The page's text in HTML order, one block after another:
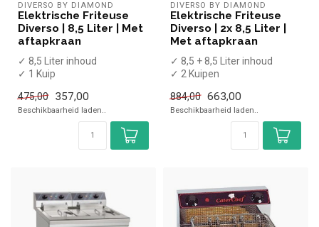
DIVERSO BY DIAMOND
Elektrische Friteuse
Diverso | 8,5 Liter | Met
aftapkraan
✓ 8,5 Liter inhoud
✓ 1 Kuip
✓ Tafelmodel
✓ 4,5 kW
475,00 357,00
Beschikbaarheid laden..
DIVERSO BY DIAMOND
Elektrische Friteuse
Diverso | 2x 8,5 Liter |
Met aftapkraan
✓ 8,5 + 8,5 Liter inhoud
✓ 2 Kuipen
✓ Tafelmodel
✓ 9 kW
884,00 663,00
Beschikbaarheid laden..